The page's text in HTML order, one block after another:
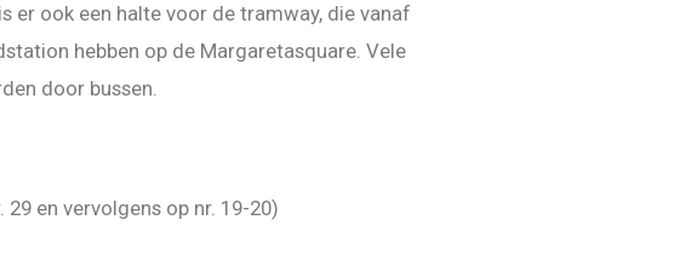
er ook een halte voor de tramway, die vanaf
hebben op de Margaretasquare. Vele
door bussen.
en vervolgens op nr. 19-20)